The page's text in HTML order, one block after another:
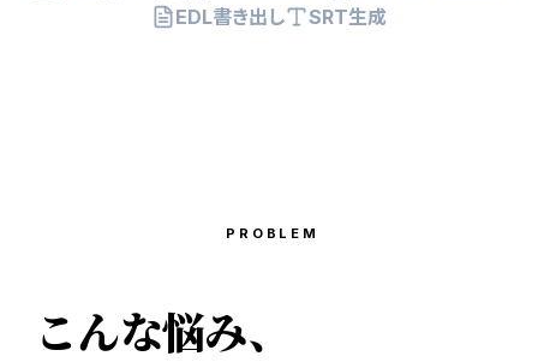
EDL書き出し
SRT生成
PROBLEM
こんな悩み、